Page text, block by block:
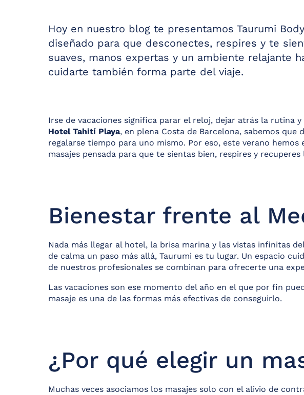
Hoy en nuestro blog te presentamos Taurumi
diseñado para que desconectes, respires y te
suaves, manos expertas y un ambiente relajante
cuidarte también forma parte del viaje.
Irse de vacaciones significa parar el reloj, dejar atrás la rutina
Hotel Tahití Playa, en plena Costa de Barcelona, sabemos
regalarse tiempo para uno mismo. Por eso, este verano hemos
masajes pensada para que te sientas bien, respires y recuperes
Bienestar frente al
Nada más llegar al hotel, la brisa marina y las vistas infinitas
de calma un paso más allá, Taurumi es tu lugar. Un espacio
de nuestros profesionales se combinan para ofrecerte una
Las vacaciones son ese momento del año en el que por fin
masaje es una de las formas más efectivas de conseguirlo.
¿Por qué elegir un
Muchas veces asociamos los masajes solo con el alivio de